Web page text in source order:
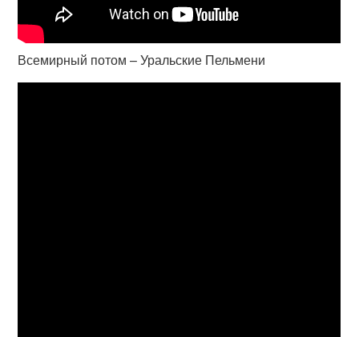
Всемирный потом – Уральские Пельмени